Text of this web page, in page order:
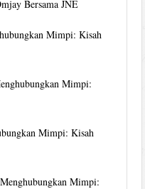
Bersama JNE
Mimpi: Kisah
Mimpi:
Mimpi: Kisah
Mimpi: